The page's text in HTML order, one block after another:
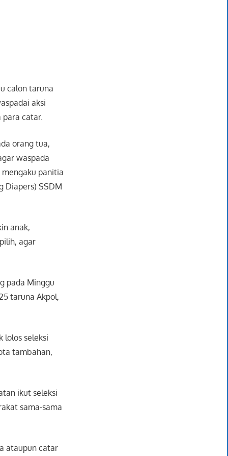
calon taruna
aksi
catar.
orang tua,
waspada
panitia
Diapers) SSDM
anak,
agar
pada Minggu
taruna Akpol,
lolos seleksi
tambahan,
ikut seleksi
sama-sama
ataupun catar